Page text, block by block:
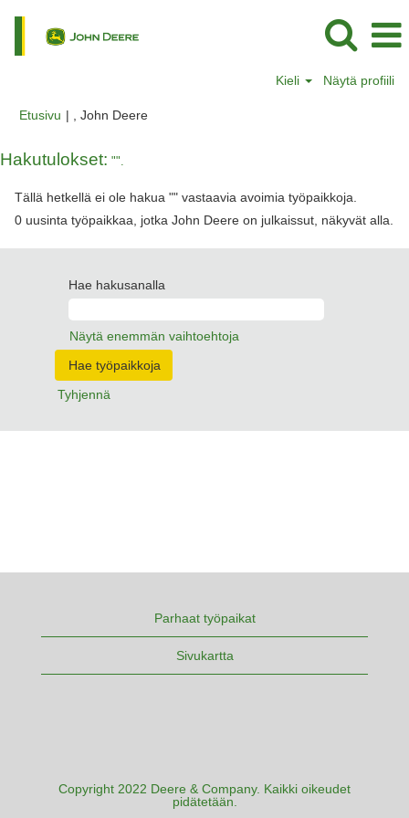
Kieli Näytä profiili
Etusivu | , John Deere(nykyinen
Hakutulokset: "".
Tällä hetkellä ei ole hakua "" vastaavia avoimia työpaikkoja.
0 uusinta työpaikkaa, jotka John Deere on julkaissut, näkyvät alla.
Hae hakusanalla
Näytä enemmän vaihtoehtoja
Tyhjennä
Parhaat työpaikat
Sivukartta
Copyright 2022 Deere & Company. Kaikki oikeudet
pidätetään.